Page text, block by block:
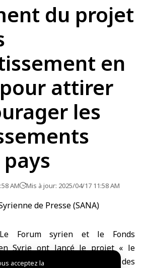
acceptez la
du projet
en
attirer
les
AM Mis à jour: 2025/04/17 11:58 AM
Le Forum syrien et le Fonds
en Syrie ont lancé le projet « le
en Syrie » pour attirer des